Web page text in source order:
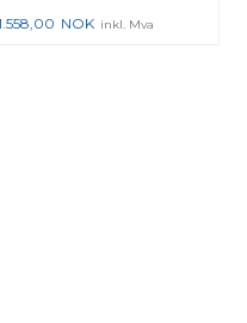
NOK inkl. Mva